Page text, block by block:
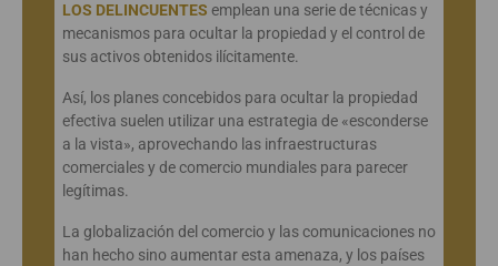
LOS DELINCUENTES emplean una serie de técnicas y
mecanismos para ocultar la propiedad y el control de
sus activos obtenidos ilícitamente.
Así, los planes concebidos para ocultar la propiedad
efectiva suelen utilizar una estrategia de «esconderse
a la vista», aprovechando las infraestructuras
comerciales y de comercio mundiales para parecer
legítimas.
La globalización del comercio y las comunicaciones no
han hecho sino aumentar esta amenaza, y los países